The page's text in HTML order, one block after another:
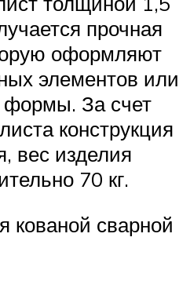
прочная
оформляют
элементов или
формы. За счет
конструкция
вес изделия
70 кг.
кованой сварной